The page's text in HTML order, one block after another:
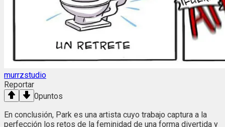
murrzstudio
Reportar
0puntos
En conclusión, Park es una artista cuyo trabajo captura a la
perfección los retos de la feminidad de una forma divertida y